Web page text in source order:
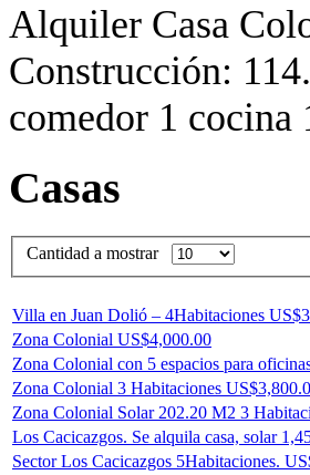
Alquiler Casa
Construcción:
comedor 1 cocina
Casas
Cantidad a mostrar
Villa en Juan Dolió – 4Habitaciones
Zona Colonial US$4,000.00
Zona Colonial con 5 espacios para
Zona Colonial 3 Habitaciones
Zona Colonial Solar 202.20 M2 3
Los Cacicazgos. Se alquila casa, solar
Sector Los Cacicazgos 5Habitaciones.